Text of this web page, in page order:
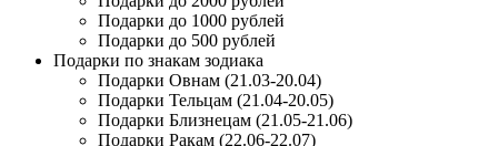
Подарки до 1000 рублей
Подарки до 500 рублей
Подарки по знакам зодиака
Подарки Овнам (21.03-20.04)
Подарки Тельцам (21.04-20.05)
Подарки Близнецам (21.05-21.06)
Подарки Ракам (22.06-22.07)